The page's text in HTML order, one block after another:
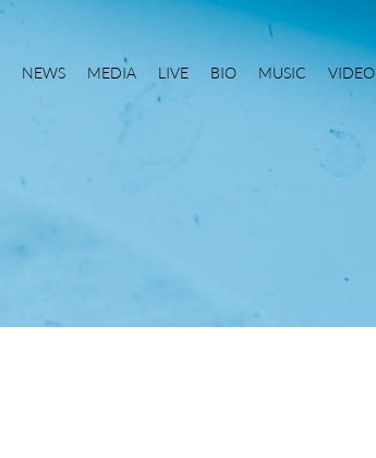
NEWS MEDIA LIVE BIO MUSIC VIDEO